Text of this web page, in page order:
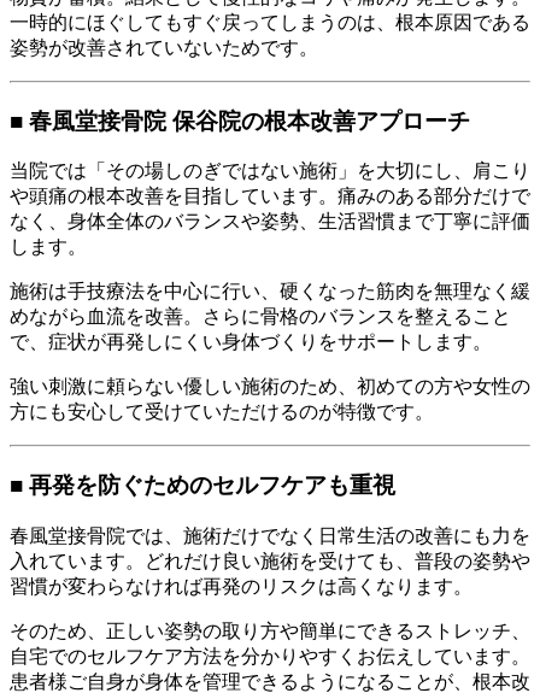
一時的にほぐしてもすぐ戻ってしまうのは、根本原因である
姿勢が改善されていないためです。
■ 春風堂接骨院 保谷院の根本改善アプローチ
当院では「その場しのぎではない施術」を大切にし、肩こり
や頭痛の根本改善を目指しています。痛みのある部分だけで
なく、身体全体のバランスや姿勢、生活習慣まで丁寧に評価
します。
施術は手技療法を中心に行い、硬くなった筋肉を無理なく緩
めながら血流を改善。さらに骨格のバランスを整えること
で、症状が再発しにくい身体づくりをサポートします。
強い刺激に頼らない優しい施術のため、初めての方や女性の
方にも安心して受けていただけるのが特徴です。
■ 再発を防ぐためのセルフケアも重視
春風堂接骨院では、施術だけでなく日常生活の改善にも力を
入れています。どれだけ良い施術を受けても、普段の姿勢や
習慣が変わらなければ再発のリスクは高くなります。
そのため、正しい姿勢の取り方や簡単にできるストレッチ、
自宅でのセルフケア方法を分かりやすくお伝えしています。
患者様ご自身が身体を管理できるようになることが、根本改